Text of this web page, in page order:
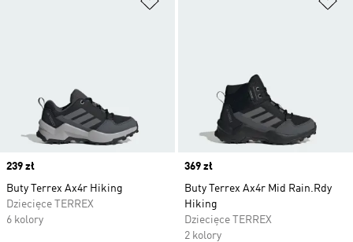
Price
239 zł
Buty Terrex Ax4r Hiking
Dziecięce TERREX
6 kolory
Price
369 zł
Buty Terrex Ax4r Mid Rain.Rdy
Hiking
Dziecięce TERREX
2 kolory